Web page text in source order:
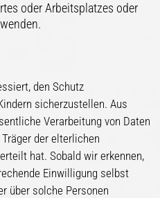
oder Arbeitsplatzes oder
den Schutz
sicherzustellen. Aus
Verarbeitung von Daten
der elterlichen
hat. Sobald wir erkennen,
Einwilligung selbst
über solche Personen